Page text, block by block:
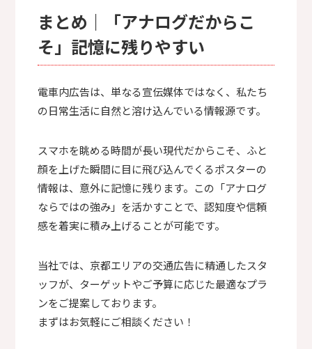
まとめ｜「アナログだからこ
そ」記憶に残りやすい
電車内広告は、単なる宣伝媒体ではなく、私たち
の日常生活に自然と溶け込んでいる情報源です。
スマホを眺める時間が長い現代だからこそ、ふと
顔を上げた瞬間に目に飛び込んでくるポスターの
情報は、意外に記憶に残ります。この「アナログ
ならではの強み」を活かすことで、認知度や信頼
感を着実に積み上げることが可能です。
当社では、京都エリアの交通広告に精通したスタ
ッフが、ターゲットやご予算に応じた最適なプラ
ンをご提案しております。
まずはお気軽にご相談ください！